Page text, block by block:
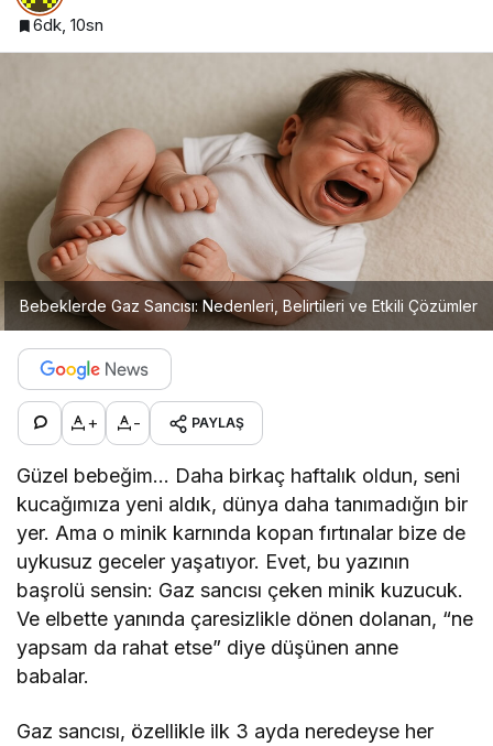
6dk, 10sn
Bebeklerde Gaz Sancısı: Nedenleri, Belirtileri ve Etkili Çözümler
+ - PAYLAŞ
Güzel bebeğim… Daha birkaç haftalık oldun, seni
kucağımıza yeni aldık, dünya daha tanımadığın bir
yer. Ama o minik karnında kopan fırtınalar bize de
uykusuz geceler yaşatıyor. Evet, bu yazının
başrolü sensin: Gaz sancısı çeken minik kuzucuk.
Ve elbette yanında çaresizlikle dönen dolanan, “ne
yapsam da rahat etse” diye düşünen anne
babalar.
Gaz sancısı, özellikle ilk 3 ayda neredeyse her